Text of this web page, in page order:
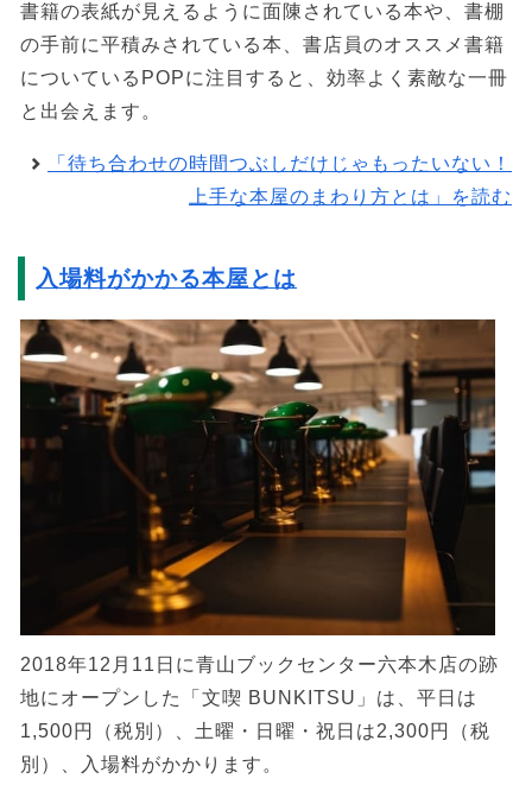
書籍の表紙が見えるように面陳されている本や、書棚
の手前に平積みされている本、書店員のオススメ書籍
についているPOPに注目すると、効率よく素敵な一冊
と出会えます。
「待ち合わせの時間つぶしだけじゃもったいない！
上手な本屋のまわり方とは」を読む
入場料がかかる本屋とは
2018年12月11日に青山ブックセンター六本木店の跡
地にオープンした「文喫 BUNKITSU」は、平日は
1,500円（税別）、土曜・日曜・祝日は2,300円（税
別）、入場料がかかります。